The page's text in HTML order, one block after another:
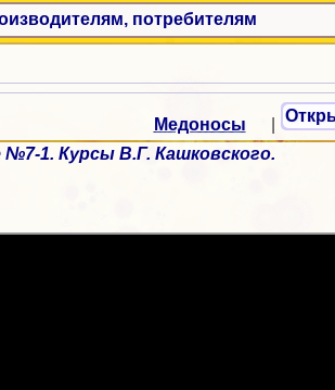
потребителям
Медоносы
1. Курсы В.Г. Кашковского.